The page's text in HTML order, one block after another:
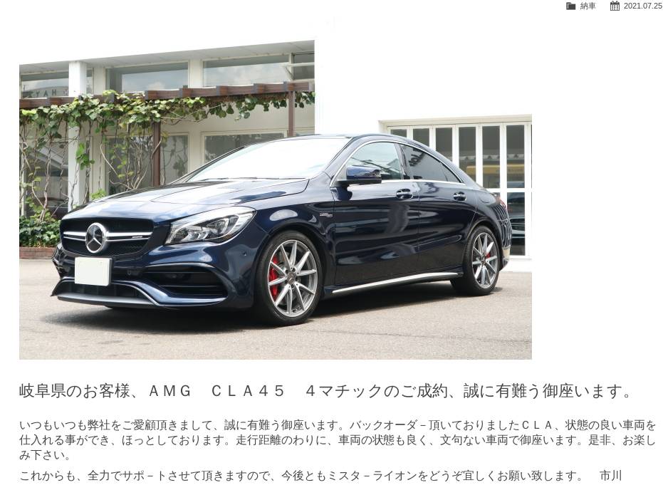
2021.07.25
納車
岐阜県のお客様、ＡＭＧ ＣＬＡ４５ ４マチックのご成約、誠に有難う御座います。
いつもいつも弊社をご愛顧頂きまして、誠に有難う御座います。バックオーダ－頂いておりましたＣＬＡ、状態の良い車両を
仕入れる事ができ、ほっとしております。走行距離のわりに、車両の状態も良く、文句ない車両で御座います。是非、お楽し
み下さい。
これからも、全力でサポ－トさせて頂きますので、今後ともミスタ－ライオンをどうぞ宜しくお願い致します。 市川